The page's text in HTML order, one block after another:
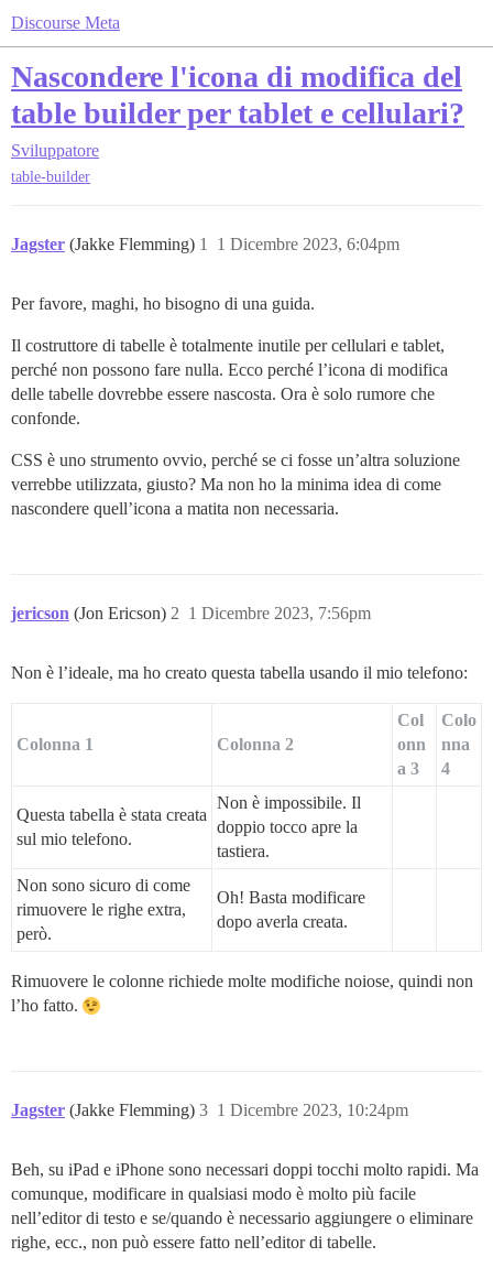
Discourse Meta
Nascondere l'icona di modifica del
table builder per tablet e cellulari?
Sviluppatore
table-builder
Jagster (Jakke Flemming) 1 Dicembre 2023, 6:04pm
1
Per favore, maghi, ho bisogno di una guida.
Il costruttore di tabelle è totalmente inutile per cellulari e tablet,
perché non possono fare nulla. Ecco perché l’icona di modifica
delle tabelle dovrebbe essere nascosta. Ora è solo rumore che
confonde.
CSS è uno strumento ovvio, perché se ci fosse un’altra soluzione
verrebbe utilizzata, giusto? Ma non ho la minima idea di come
nascondere quell’icona a matita non necessaria.
jericson (Jon Ericson) 1 Dicembre 2023, 7:56pm
2
Non è l’ideale, ma ho creato questa tabella usando il mio telefono:
Colonna 1 Colonna 2
Col
onn
a 3
Colo
nna
4
Questa tabella è stata creata
sul mio telefono.
Non è impossibile. Il
doppio tocco apre la
tastiera.
Non sono sicuro di come
rimuovere le righe extra,
però.
Oh! Basta modificare
dopo averla creata.
Rimuovere le colonne richiede molte modifiche noiose, quindi non
l’ho fatto.
Jagster (Jakke Flemming) 1 Dicembre 2023, 10:24pm
3
Beh, su iPad e iPhone sono necessari doppi tocchi molto rapidi. Ma
comunque, modificare in qualsiasi modo è molto più facile
nell’editor di testo e se/quando è necessario aggiungere o eliminare
righe, ecc., non può essere fatto nell’editor di tabelle.